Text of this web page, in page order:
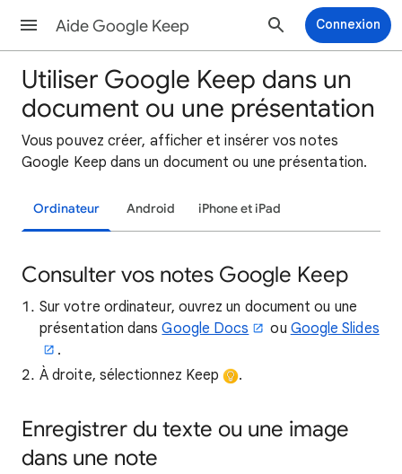
Aide Google Keep Connexion
Utiliser Google Keep dans un
document ou une présentation
Vous pouvez créer, afficher et insérer vos notes
Google Keep dans un document ou une présentation.
Ordinateur Android iPhone et iPad
Consulter vos notes Google Keep
Sur votre ordinateur, ouvrez un document ou une
présentation dansGoogle Docs ou Google Slides
.
À droite, sélectionnez Keep
.
Enregistrer du texte ou une image
dans une note